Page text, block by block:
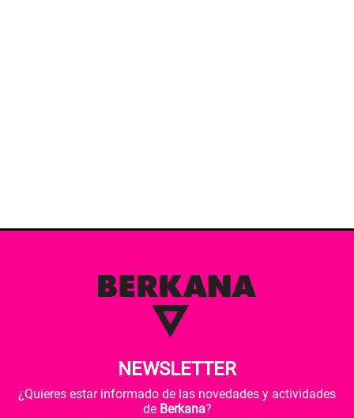
NEWSLETTER
¿Quieres estar informado de las novedades y actividades
de Berkana?